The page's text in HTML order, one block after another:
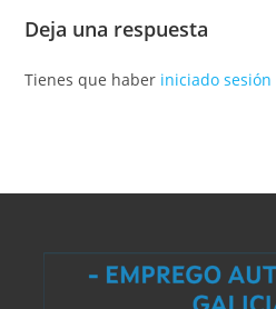
Deja una respuesta
Tienes que haber iniciado sesión